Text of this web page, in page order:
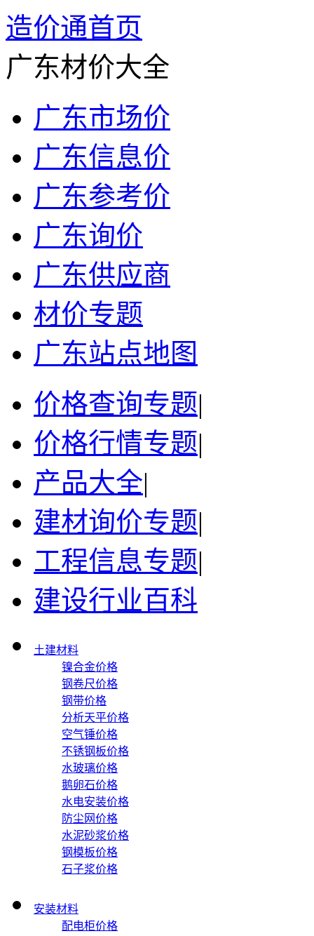
造价通首页
广东材价大全
广东市场价
广东信息价
广东参考价
广东询价
广东供应商
材价专题
广东站点地图
价格查询专题|
价格行情专题|
产品大全|
建材询价专题|
工程信息专题|
建设行业百科
土建材料
镍合金价格
钢卷尺价格
钢带价格
分析天平价格
空气锤价格
不锈钢板价格
水玻璃价格
鹅卵石价格
水电安装价格
防尘网价格
水泥砂浆价格
钢模板价格
石子浆价格
安装材料
配电柜价格